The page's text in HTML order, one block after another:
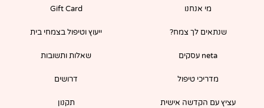
o
-
f
מי אנחנו
שנתאים לך צמח?
neta עסקים
מדריכי טיפול
עציץ עם הקדשה אישית
Gift Card
ייעוץ וטיפול בצמחי בית
שאלות ותשובות
דרושים
תקנון